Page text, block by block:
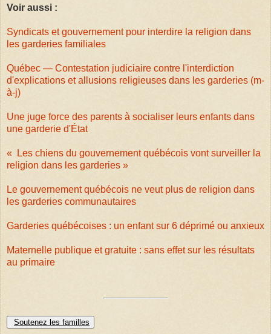
Voir aussi :
Syndicats et gouvernement pour interdire la religion dans
les garderies familiales
Québec — Contestation judiciaire contre l'interdiction
d'explications et allusions religieuses dans les garderies (m-
à-j)
Une juge force des parents à socialiser leurs enfants dans
une garderie d'État
« Les chiens du gouvernement québécois vont surveiller la
religion dans les garderies »
Le gouvernement québécois ne veut plus de religion dans
les garderies communautaires
Garderies québécoises : un enfant sur 6 déprimé ou anxieux
Maternelle publique et gratuite : sans effet sur les résultats
au primaire
Soutenez les familles